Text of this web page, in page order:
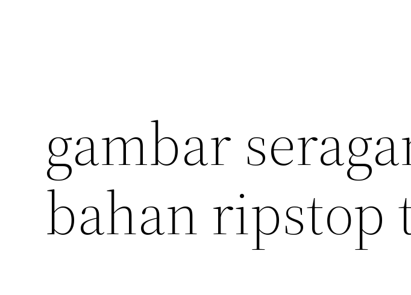
gambar
bahan ripstop